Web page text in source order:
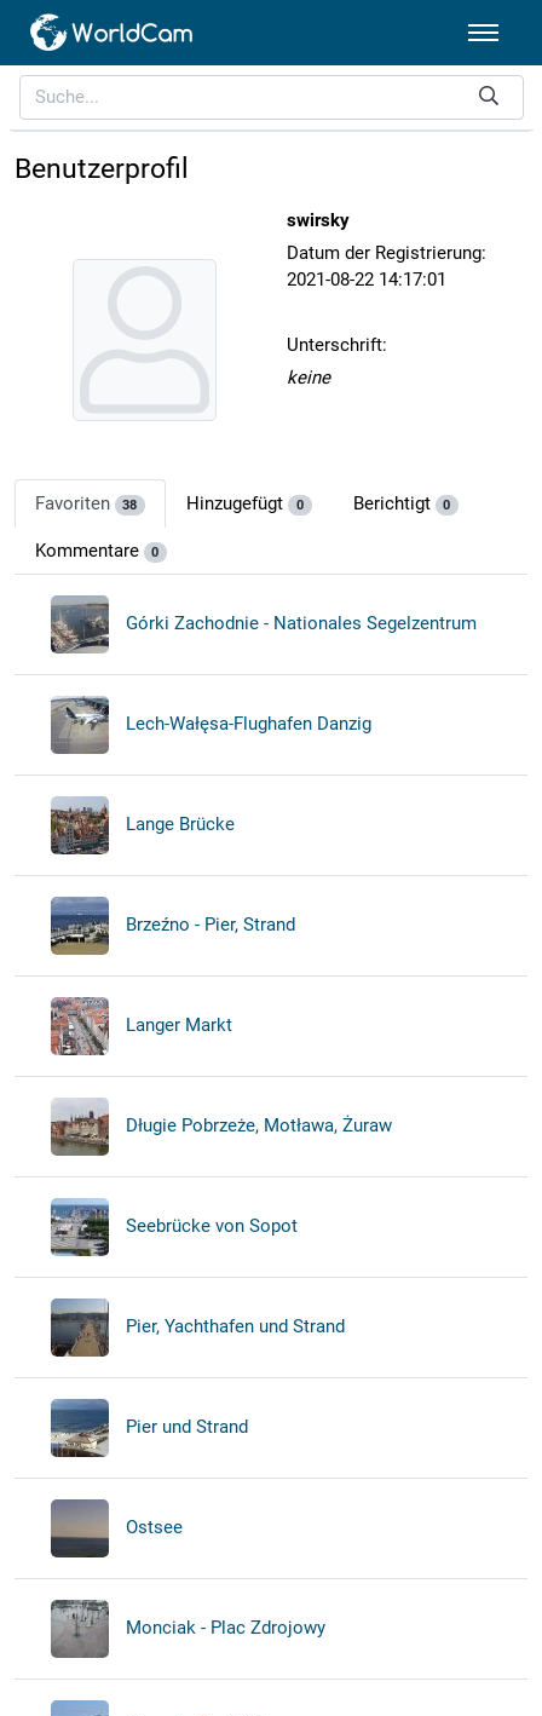
Benutzerprofil
swirsky
Datum der Registrierung:
2021-08-22 14:17:01
Unterschrift:
keine
Favoriten 38 Hinzugefügt 0 Berichtigt 0
Kommentare 0
Górki Zachodnie - Nationales Segelzentrum
Lech-Wałęsa-Flughafen Danzig
Lange Brücke
Brzeźno - Pier, Strand
Langer Markt
Długie Pobrzeże, Motława, Żuraw
Seebrücke von Sopot
Pier, Yachthafen und Strand
Pier und Strand
Ostsee
Monciak - Plac Zdrojowy